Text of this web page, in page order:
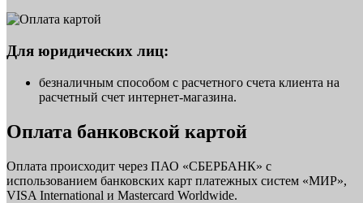
Для юридических лиц:
безналичным способом с расчетного счета клиента на
расчетный счет интернет-магазина.
Оплата банковской картой
Оплата происходит через ПАО «СБЕРБАНК» с
использованием банковских карт платежных систем «МИР»,
VISA International и Mastercard Worldwide.